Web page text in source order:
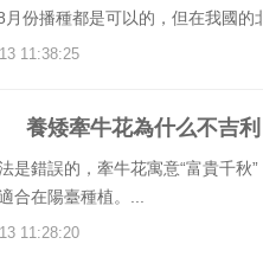
份播種都是可以的，但在我國的
11:38:25
養矮牽牛花為什么不吉利
是錯誤的，牽牛花寓意“富貴千秋
合在陽臺種植。...
11:28:20